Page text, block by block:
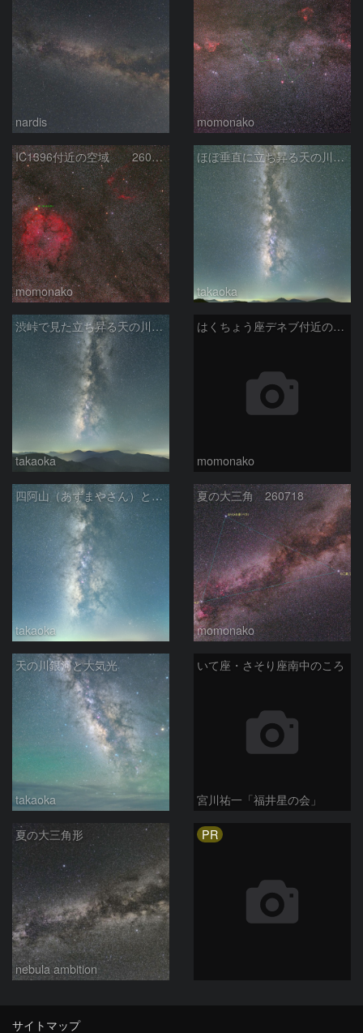
nardis momonako
IC1396付近の空域 260720
momonako
ほぼ垂直に立ち昇る天の川銀河
takaoka
渋峠で見た立ち昇る天の川銀河
takaoka
はくちょう座デネブ付近の空域 260720
momonako
四阿山（あずまやさん）と立ち昇る夏の銀河
takaoka
夏の大三角 260718
momonako
天の川銀河と大気光
takaoka
いて座・さそり座南中のころ
宮川祐一「福井星の会」
夏の大三角形
nebula ambition
PR
サイトマップ